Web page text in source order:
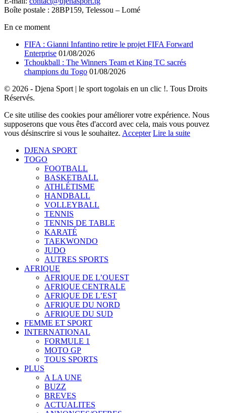
Boîte postale : 28BP159, Telessou – Lomé
En ce moment
FIFA : Gianni Infantino retire le projet FIFA Forward
Enterprise 01/08/2026
Tchoukball : The Winners Team et King TC sacrés
champions du Togo 01/08/2026
© 2026 - Djena Sport | le sport togolais en un clic !. Tous Droits
Réservés.
Ce site utilise des cookies pour améliorer votre expérience. Nous
supposerons que vous êtes d'accord avec cela, mais vous pouvez
vous désinscrire si vous le souhaitez. Accepter Lire la suite
DJENA SPORT
TOGO
FOOTBALL
BASKETBALL
ATHLÉTISME
HANDBALL
VOLLEYBALL
TENNIS
TENNIS DE TABLE
KARATÉ
TAEKWONDO
JUDO
AUTRES SPORTS
AFRIQUE
AFRIQUE DE L’OUEST
AFRIQUE CENTRALE
AFRIQUE DE L’EST
AFRIQUE DU NORD
AFRIQUE DU SUD
FEMME ET SPORT
INTERNATIONAL
FORMULE 1
MOTO GP
TOUS SPORTS
PLUS
A LA UNE
BUZZ
BREVES
ACTUALITES